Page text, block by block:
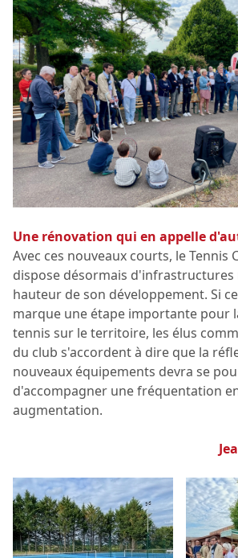
Une rénovation qui en appelle
Avec ces nouveaux courts, le Tennis
dispose désormais d'infrastructures
hauteur de son développement. Si
marque une étape importante pour
tennis sur le territoire, les élus
du club s'accordent à dire que la
nouveaux équipements devra se
d'accompagner une fréquentation
augmentation.